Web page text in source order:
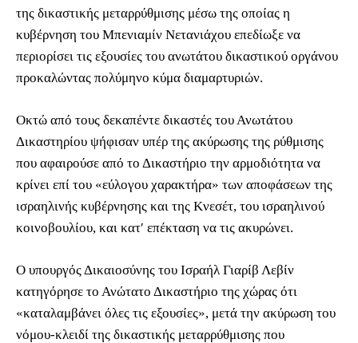
της δικαστικής μεταρρύθμισης μέσω της οποίας η
κυβέρνηση του Μπενιαμίν Νετανιάχου επεδίωξε να
περιορίσει τις εξουσίες του ανωτάτου δικαστικού οργάνου
προκαλώντας πολύμηνο κύμα διαμαρτυριών.
Οκτώ από τους δεκαπέντε δικαστές του Ανωτάτου
Δικαστηρίου ψήφισαν υπέρ της ακύρωσης της ρύθμισης
που αφαιρούσε από το Δικαστήριο την αρμοδιότητα να
κρίνει επί του «εύλογου χαρακτήρα» των αποφάσεων της
ισραηλινής κυβέρνησης και της Κνεσέτ, του ισραηλινού
κοινοβουλίου, και κατ′ επέκταση να τις ακυρώνει.
Ο υπουργός Δικαιοσύνης του Ισραήλ Γιαρίβ Λεβίν
κατηγόρησε το Ανώτατο Δικαστήριο της χώρας ότι
«καταλαμβάνει όλες τις εξουσίες», μετά την ακύρωση του
νόμου-κλειδί της δικαστικής μεταρρύθμισης που